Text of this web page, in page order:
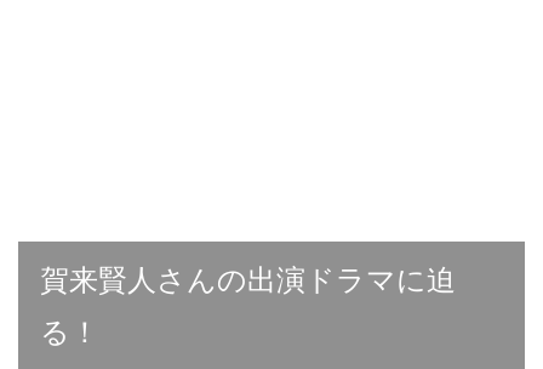
賀来賢人さんの出演ドラマに迫
る！